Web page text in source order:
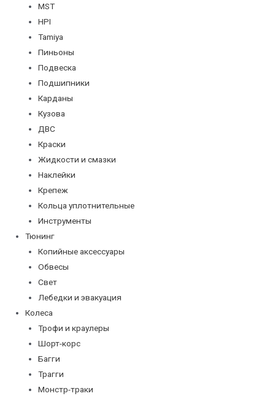
MST
HPI
Tamiya
Пиньоны
Подвеска
Подшипники
Карданы
Кузова
ДВС
Краски
Жидкости и смазки
Наклейки
Крепеж
Кольца уплотнительные
Инструменты
Тюнинг
Копийные аксессуары
Обвесы
Свет
Лебедки и эвакуация
Колеса
Трофи и краулеры
Шорт-корс
Багги
Трагги
Монстр-траки